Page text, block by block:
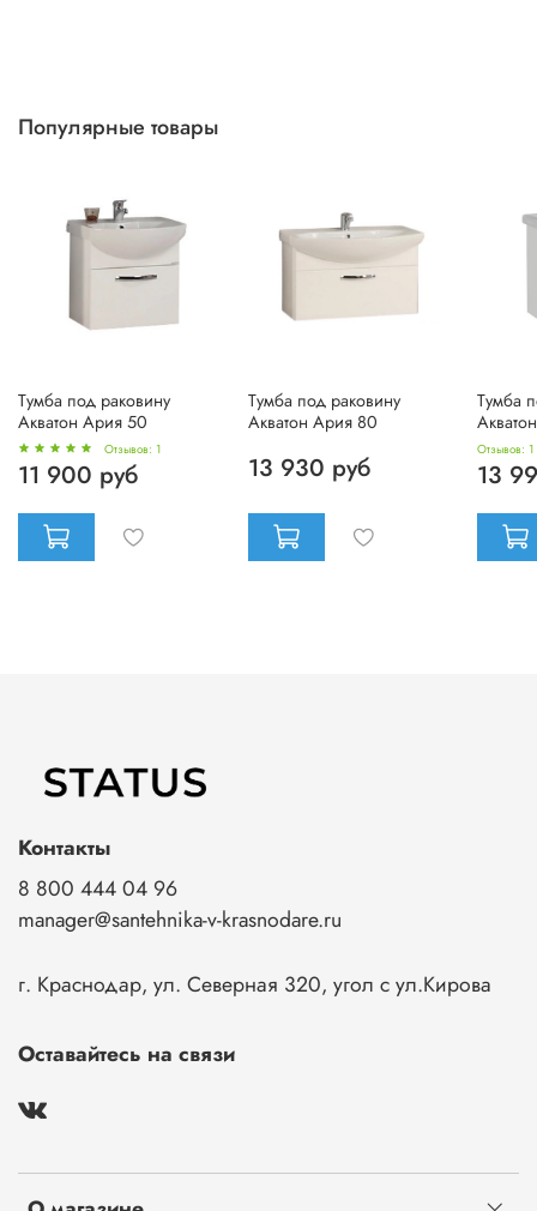
Популярные товары
Тумба под раковину
Акватон Ария 50
Отзывов: 1
11 900 руб
Тумба под раковину
Акватон Ария 80
13 930 руб
Тумба
Отзывов: 1
13
Контакты
8 800 444 04 96
manager@santehnika-v-krasnodare.ru
г. Краснодар, ул. Северная 320, угол с ул.Кирова
Оставайтесь на связи